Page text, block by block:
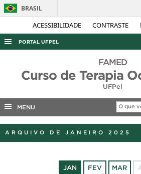
ACESSIBILIDADE CONTRASTE
BRASIL
PORTAL UFPEL
AUDITORIA
CONCURSOS
FAMED
Curso de Terapia
UFPel
MENU
ARQUIVO DE JANEIRO 2025
JAN FEV MAR